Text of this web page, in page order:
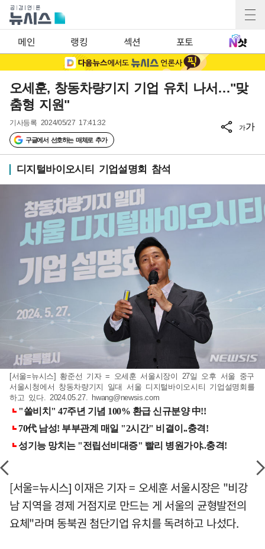
메인 랭킹 섹션 포토
오세훈, 창동차량기지 기업 유치 나서…"맞
춤형 지원"
기사등록 2024/05/27 17:41:32
구글에서 선호하는 매체로 추가
가가
디지털바이오시티 기업설명회 참석
[서울=뉴시스] 황준선 기자 = 오세훈 서울시장이 27일 오후 서울 중구
서울시청에서 창동차량기지 일대 서울 디지털바이오시티 기업설명회를
하고 있다. 2024.05.27. hwang@newsis.com
[서울=뉴시스] 이재은 기자 = 오세훈 서울시장은 "비강
남 지역을 경제 거점지로 만드는 게 서울의 균형발전의
요체"라며 동북권 첨단기업 유치를 독려하고 나섰다.